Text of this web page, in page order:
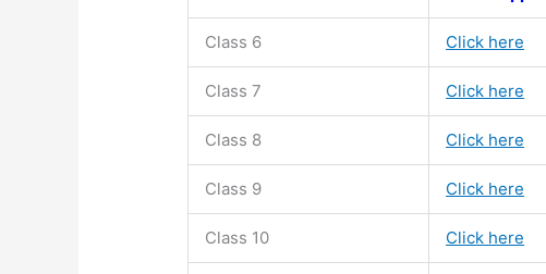
Class 6 Click here
Class 7 Click here
Class 8 Click here
Class 9 Click here
Class 10 Click here